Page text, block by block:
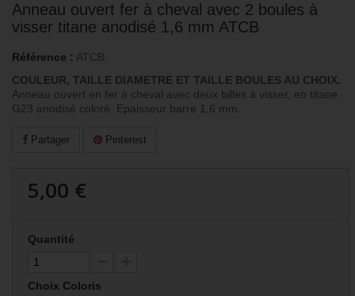
Anneau ouvert fer à cheval avec 2 boules à
visser titane anodisé 1,6 mm ATCB
Référence : ATCB
COULEUR, TAILLE DIAMETRE ET TAILLE BOULES AU CHOIX.
Anneau ouvert en fer à cheval avec deux billes à visser, en titane
G23 anodisé coloré. Epaisseur barre 1,6 mm.
Partager Pinterest
5,00 €
Quantité
Choix Coloris